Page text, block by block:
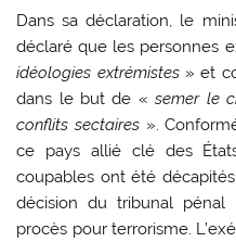
Dans sa déclaration, le
déclaré que les personnes
idéologies extrémistes» et
dans le but de «semer le
conflits sectaires».
ce pays allié clé des
coupables ont été
décision du tribunal pénal
procès pour terrorisme.